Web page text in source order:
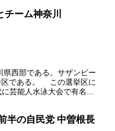
チーム神奈川
西部である。サザンビー
区である。 この選挙区に
芸能人水泳大会で有名に
半の自民党 中曽根長